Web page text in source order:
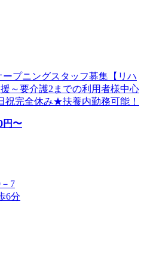
プニングスタッフ募集【リハ
～要介護2までの利用者様中心
完全休み★扶養内勤務可能！
円〜
7
6分